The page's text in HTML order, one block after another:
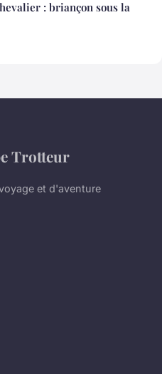
: briançon sous la
Trotteur
et d'aventure